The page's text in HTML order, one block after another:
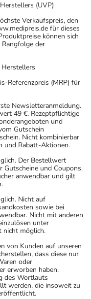
(UVP)
Verkaufspreis, den
für dieses
können sich
der
Referenzpreis (MRP) für
Newsletteranmeldung.
49 €. Rezeptpflichtige
und
Gutschein
Nicht kombinierbar
und Rabatt-Aktionen.
Der Bestellwert
Gutscheine und Coupons.
anwendbar und gilt
Nicht auf
sowie bei
Nicht mit anderen
unter
nicht möglich.
von Kunden auf unseren
dass diese nur
oder
erworben haben.
des Wortlauts
werden, die insoweit zu